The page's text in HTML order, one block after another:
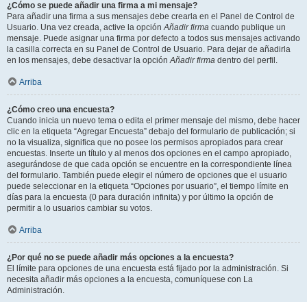
¿Cómo se puede añadir una firma a mi mensaje?
Para añadir una firma a sus mensajes debe crearla en el Panel de Control de
Usuario. Una vez creada, active la opciónAñadir firma cuando publique un
mensaje. Puede asignar una firma por defecto a todos sus mensajes activando
la casilla correcta en su Panel de Control de Usuario. Para dejar de añadirla
en los mensajes, debe desactivar la opciónAñadir firma dentro del perfil.
Arriba
¿Cómo creo una encuesta?
Cuando inicia un nuevo tema o edita el primer mensaje del mismo, debe hacer
clic en la etiqueta “Agregar Encuesta” debajo del formulario de publicación; si
no la visualiza, significa que no posee los permisos apropiados para crear
encuestas. Inserte un título y al menos dos opciones en el campo apropiado,
asegurándose de que cada opción se encuentre en la correspondiente línea
del formulario. También puede elegir el número de opciones que el usuario
puede seleccionar en la etiqueta “Opciones por usuario”, el tiempo límite en
días para la encuesta (0 para duración infinita) y por último la opción de
permitir a lo usuarios cambiar su votos.
Arriba
¿Por qué no se puede añadir más opciones a la encuesta?
El límite para opciones de una encuesta está fijado por la administración. Si
necesita añadir más opciones a la encuesta, comuníquese con La
Administración.